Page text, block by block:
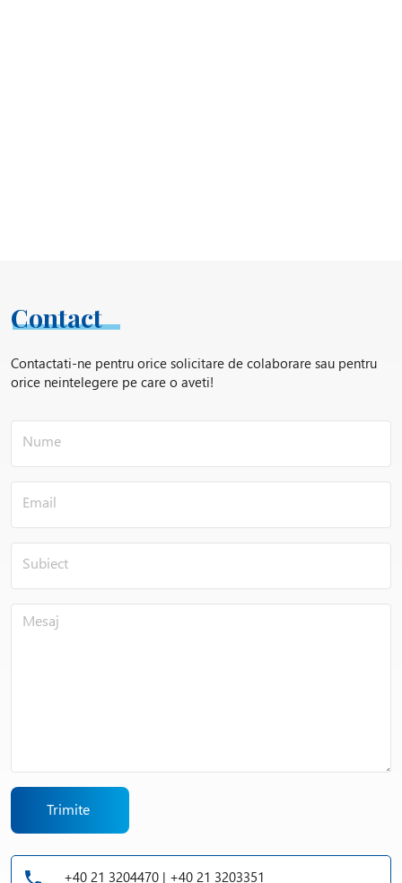
Contact
Contactati-ne pentru orice solicitare de colaborare sau pentru
orice neintelegere pe care o aveti!
Trimite
+40 21 3204470 | +40 21 3203351